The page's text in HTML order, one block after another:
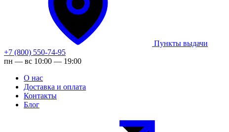
Пункты выдачи
+7 (800) 550-74-95
пн — вс 10:00 — 19:00
О нас
Доставка и оплата
Контакты
Блог